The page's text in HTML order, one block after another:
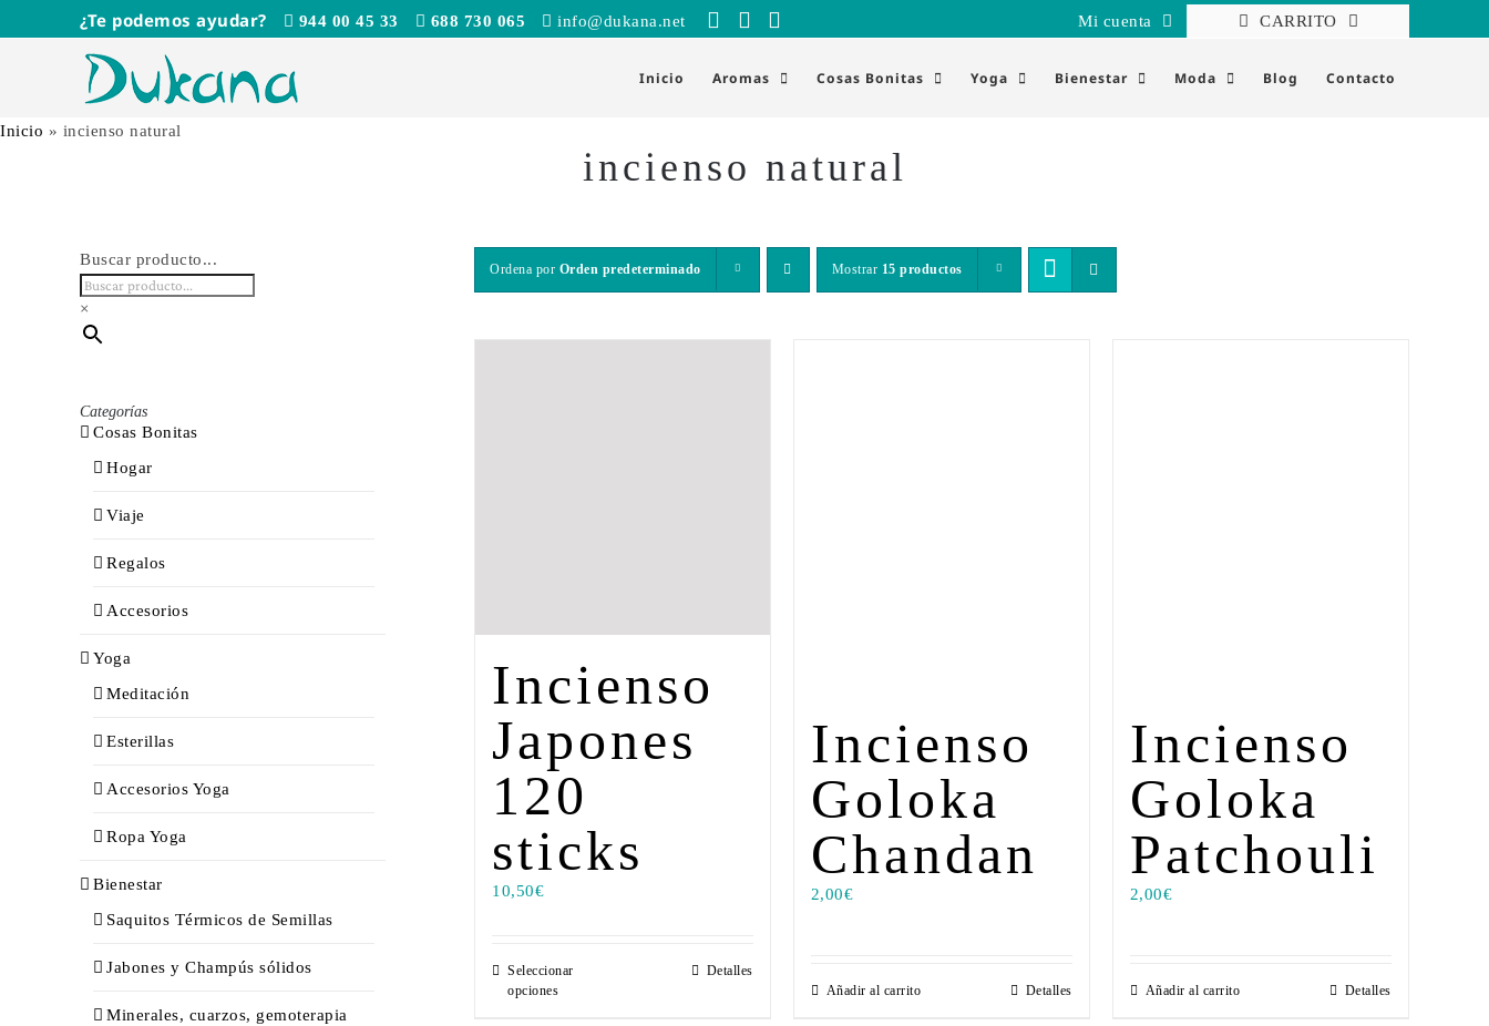
al
¿Te podemos ayudar? 944 00 45 33 688 730 065 info@dukana.net Mi cuenta CARRITO
Inicio Aromas Cosas Bonitas Yoga Bienestar Moda Blog Contacto
Inicio » incienso natural
incienso natural
Ordena por Orden predeterminado Mostrar 15 productos
Incienso
Japones
120
sticks
10,50€
Seleccionar
opciones
Detalles
Incienso
Goloka
Chandan
2,00€
Añadir al carrito Detalles
Incienso
Goloka
Patchouli
2,00€
Añadir al carrito Detalles
Buscar producto...
×
Categorías
Cosas Bonitas
Hogar
Viaje
Regalos
Accesorios
Yoga
Meditación
Esterillas
Accesorios Yoga
Ropa Yoga
Bienestar
Saquitos Térmicos de Semillas
Jabones y Champús sólidos
Minerales, cuarzos, gemoterapia